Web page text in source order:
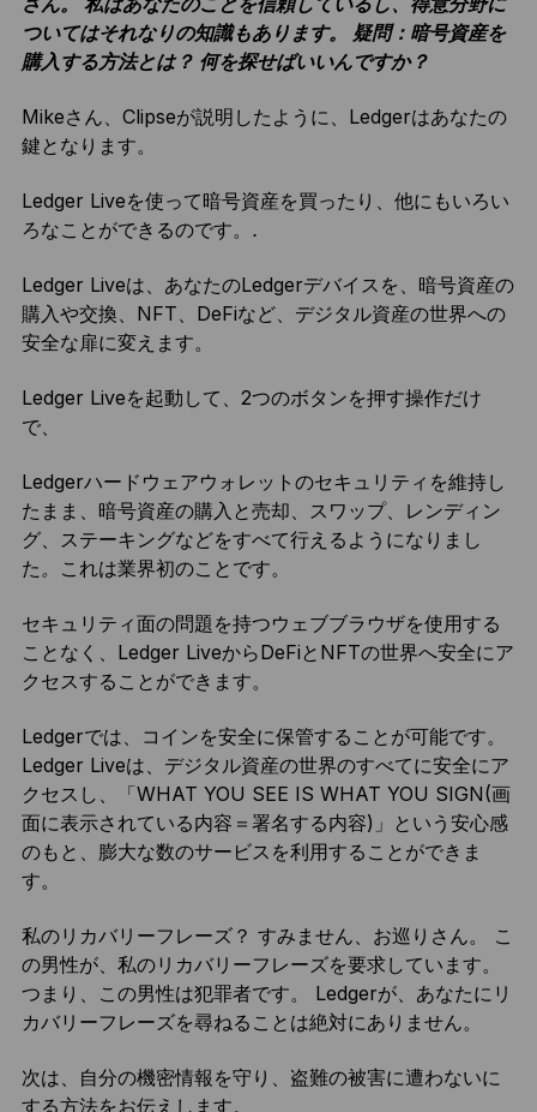
ついてはそれなりの知識もあります。 疑問：暗号資産を
購入する方法とは？ 何を探せばいいんですか？
Mikeさん、Clipseが説明したように、Ledgerはあなたの
鍵となります。
Ledger Liveを使って暗号資産を買ったり、他にもいろい
ろなことができるのです。 .
Ledger Liveは、あなたのLedgerデバイスを、暗号資産の
購入や交換、NFT、DeFiなど、デジタル資産の世界への
安全な扉に変えます。
Ledger Liveを起動して、2つのボタンを押す操作だけ
で、
Ledgerハードウェアウォレットのセキュリティを維持し
たまま、暗号資産の購入と売却、スワップ、レンディン
グ、ステーキングなどをすべて行えるようになりまし
た。 これは業界初のことです。
セキュリティ面の問題を持つウェブブラウザを使用する
ことなく、Ledger LiveからDeFiとNFTの世界へ安全にア
クセスすることができます。
Ledgerでは、コインを安全に保管することが可能です。
Ledger Liveは、デジタル資産の世界のすべてに安全にア
クセスし、「WHAT YOU SEE IS WHAT YOU SIGN(画
面に表示されている内容＝署名する内容)」という安心感
のもと、膨大な数のサービスを利用することができま
す。
私のリカバリーフレーズ？ すみません、お巡りさん。 こ
の男性が、私のリカバリーフレーズを要求しています。
つまり、この男性は犯罪者です。 Ledgerが、あなたにリ
カバリーフレーズを尋ねることは絶対にありません。
次は、自分の機密情報を守り、盗難の被害に遭わないに
する方法をお伝えします。